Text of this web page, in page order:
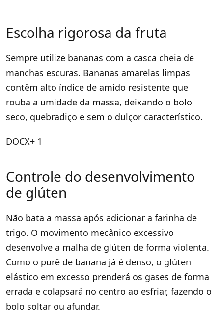
Escolha rigorosa da fruta
Sempre utilize bananas com a casca cheia de
manchas escuras. Bananas amarelas limpas
contêm alto índice de amido resistente que
rouba a umidade da massa, deixando o bolo
seco, quebradiço e sem o dulçor característico.
DOCX+ 1
Controle do desenvolvimento
de glúten
Não bata a massa após adicionar a farinha de
trigo. O movimento mecânico excessivo
desenvolve a malha de glúten de forma violenta.
Como o purê de banana já é denso, o glúten
elástico em excesso prenderá os gases de forma
errada e colapsará no centro ao esfriar, fazendo o
bolo soltar ou afundar.